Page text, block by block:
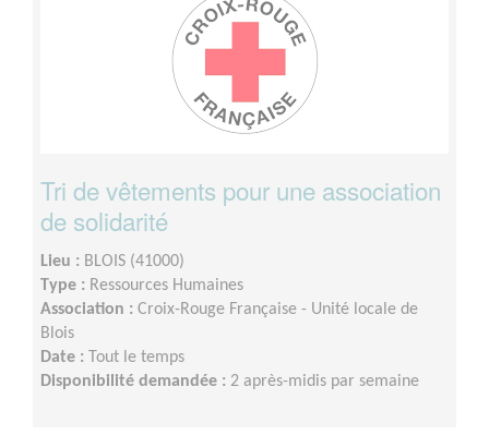
Tri de vêtements pour une association
de solidarité
Lieu : BLOIS (41000)
Type : Ressources Humaines
Association : Croix-Rouge Française - Unité locale de
Blois
Date : Tout le temps
Disponibilité demandée : 2 après-midis par semaine